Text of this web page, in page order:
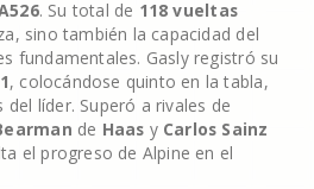
. Su total de 118 vueltas
sino también la capacidad del
fundamentales. Gasly registró su
, colocándose quinto en la tabla,
del líder. Superó a rivales de
de Haas y Carlos Sainz
el progreso de Alpine en el